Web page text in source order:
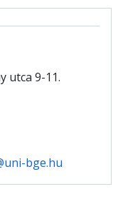
utca 9-11.
bge.hu